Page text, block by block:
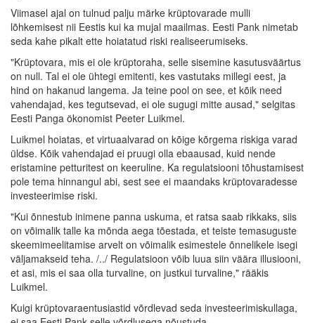
Viimasel ajal on tulnud palju märke krüptovarade mulli
lõhkemisest nii Eestis kui ka mujal maailmas. Eesti Pank nimetab
seda kahe pikalt ette hoiatatud riski realiseerumiseks.
"Krüptovara, mis ei ole krüptoraha, selle sisemine kasutusväärtus
on null. Tal ei ole ühtegi emitenti, kes vastutaks millegi eest, ja
hind on hakanud langema. Ja teine pool on see, et kõik need
vahendajad, kes tegutsevad, ei ole sugugi mitte ausad," selgitas
Eesti Panga ökonomist Peeter Luikmel.
Luikmel hoiatas, et virtuaalvarad on kõige kõrgema riskiga varad
üldse. Kõik vahendajad ei pruugi olla ebaausad, kuid nende
eristamine petturitest on keeruline. Ka regulatsiooni tõhustamisest
pole tema hinnangul abi, sest see ei maandaks krüptovaradesse
investeerimise riski.
"Kui õnnestub inimene panna uskuma, et ratsa saab rikkaks, siis
on võimalik talle ka mõnda aega tõestada, et teiste temasuguste
skeemimeelitamise arvelt on võimalik esimestele õnnelikele isegi
väljamakseid teha. /../ Regulatsioon võib luua siin väära illusiooni,
et asi, mis ei saa olla turvaline, on justkui turvaline," rääkis
Luikmel.
Kuigi krüptovaraentusiastid võrdlevad seda investeerimiskullaga,